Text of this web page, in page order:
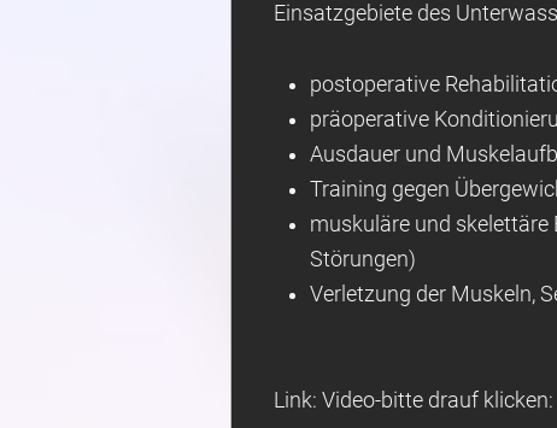
Einsatzgebiete des
postoperative
präoperative
Ausdauer und
Training gegen
muskuläre und skelettäre
Störungen)
Verletzung der Muskeln,
Link: Video-bitte drauf klicken: